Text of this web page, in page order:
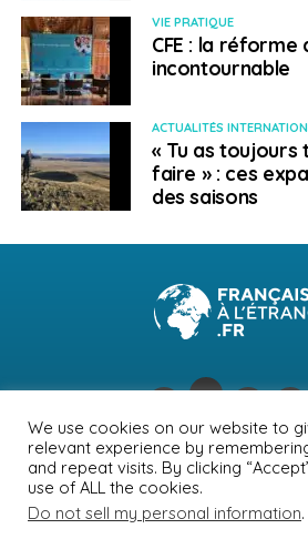
VIE PRATIQUE
CFE : la réforme
incontournable
ACTUALITÉS
« Tu as toujours
faire » : ces
des saisons
NEWSLETTER PUBLICITÉ CONTACTS
POLITIQUE DE
We use cookies on our website to
relevant experience by
and repeat visits. By clicking
use of ALL the cookies.
Do not sell my personal information.